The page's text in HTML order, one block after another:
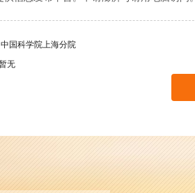
中国科学院上海分院
无